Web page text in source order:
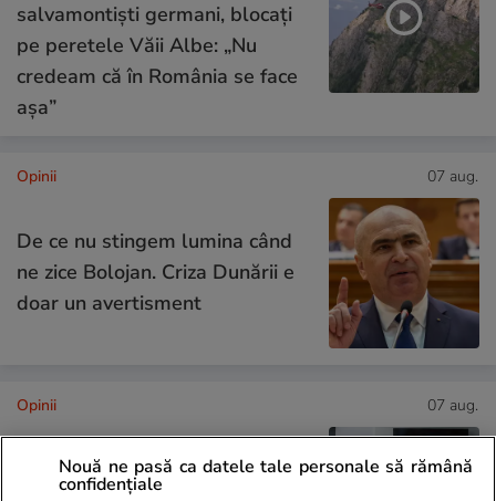
salvamontiști germani, blocați
pe peretele Văii Albe: „Nu
credeam că în România se face
așa”
Opinii 07 aug.
De ce nu stingem lumina când
ne zice Bolojan. Criza Dunării e
doar un avertisment
Opinii 07 aug.
Cum supraviețuiești unui șef
Nouă ne pasă ca datele tale personale să rămână
confidențiale